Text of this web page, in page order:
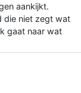
aankijkt.
die niet zegt wat
gaat naar wat